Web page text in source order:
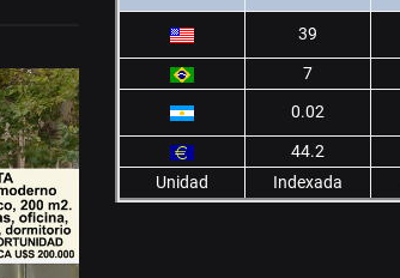
39
7
0.02
44.2
Unidad
Indexada